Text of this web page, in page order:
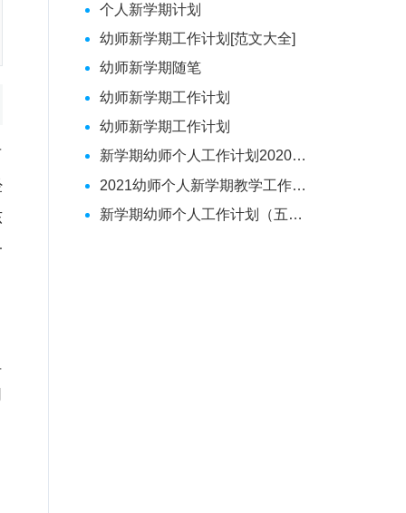
个人新学期计划
幼师新学期工作计划[范文大全]
幼师新学期随笔
幼师新学期工作计划
幼师新学期工作计划
新学期幼师个人工作计划2020（五篇材料）
2021幼师个人新学期教学工作计划（汇编）
新学期幼师个人工作计划（五篇范例）